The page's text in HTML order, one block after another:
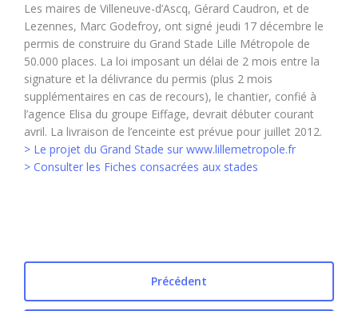
Les maires de Villeneuve-d’Ascq, Gérard Caudron, et de
Lezennes, Marc Godefroy, ont signé jeudi 17 décembre le
permis de construire du Grand Stade Lille Métropole de
50.000 places. La loi imposant un délai de 2 mois entre la
signature et la délivrance du permis (plus 2 mois
supplémentaires en cas de recours), le chantier, confié à
l’agence Elisa du groupe Eiffage, devrait débuter courant
avril. La livraison de l’enceinte est prévue pour juillet 2012.
> Le projet du Grand Stade sur www.lillemetropole.fr
> Consulter les Fiches consacrées aux stades
Précédent